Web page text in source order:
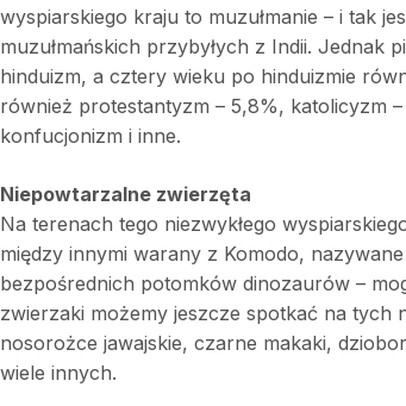
wyspiarskiego kraju to muzułmanie – i tak
muzułmańskich przybyłych z Indii. Jednak
hinduizm, a cztery wieku po hinduizmie
również protestantyzm – 5,8%, katolicyzm
konfucjonizm i inne.
Niepowtarzalne zwierzęta
Na terenach tego niezwykłego
między innymi warany z Komodo,
bezpośrednich potomków dinozaurów –
zwierzaki możemy jeszcze spotkać na tych
nosorożce jawajskie, czarne makaki,
wiele innych.